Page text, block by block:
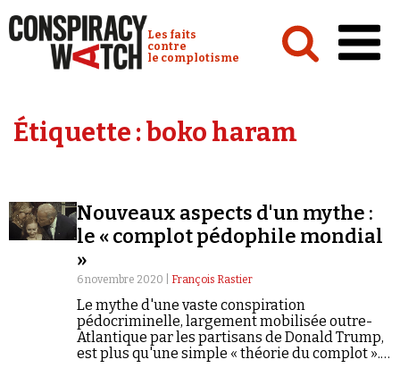
Conspiracy Watch :
Les faits
contre
le complotisme
Analyses
Vidéos
Émissions
Revues de presse
Étiquette :boko haram
Nouveaux aspects d'un mythe :
le « complot pédophile mondial
»
6 novembre 2020 | François Rastier
Le mythe d'une vaste conspiration
pédocriminelle, largement mobilisée outre-
Atlantique par les partisans de Donald Trump,
est plus qu'une simple « théorie du complot ».